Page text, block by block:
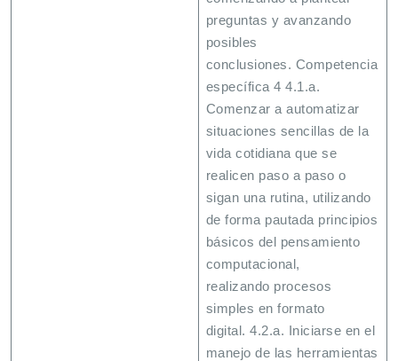
preguntas y avanzando
posibles
conclusiones. Competencia
específica 4 4.1.a.
Comenzar a automatizar
situaciones sencillas de la
vida cotidiana que se
realicen paso a paso o
sigan una rutina, utilizando
de forma pautada principios
básicos del pensamiento
computacional,
realizando procesos
simples en formato
digital. 4.2.a. Iniciarse en el
manejo de las herramientas